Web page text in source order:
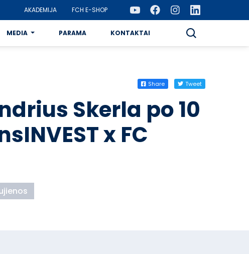
MEDIA PARAMA KONTAKTAI
AKADEMIJA FCH E-SHOP
Share Tweet
Skerla po 10
x FC